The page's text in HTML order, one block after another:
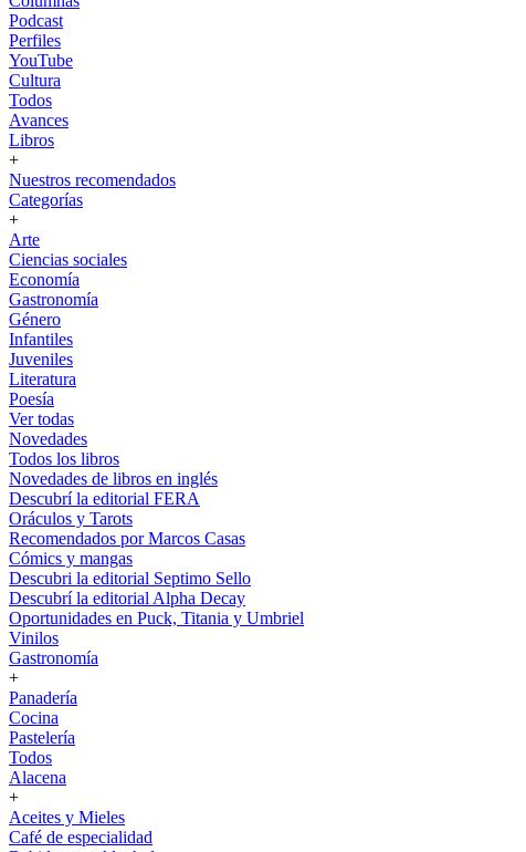
Podcast
Perfiles
YouTube
Cultura
Todos
Avances
Libros
+
Nuestros recomendados
Categorías
+
Arte
Ciencias sociales
Economía
Gastronomía
Género
Infantiles
Juveniles
Literatura
Poesía
Ver todas
Novedades
Todos los libros
Novedades de libros en inglés
Descubrí la editorial FERA
Oráculos y Tarots
Recomendados por Marcos Casas
Cómics y mangas
Descubri la editorial Septimo Sello
Descubrí la editorial Alpha Decay
Oportunidades en Puck, Titania y Umbriel
Vinilos
Gastronomía
+
Panadería
Cocina
Pastelería
Todos
Alacena
+
Aceites y Mieles
Café de especialidad